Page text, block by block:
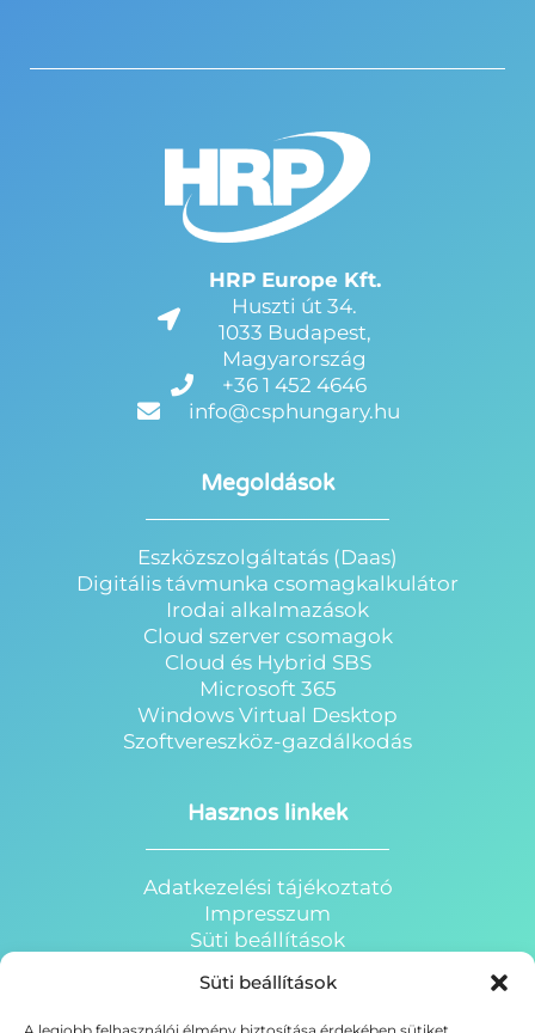
Süti beállítások
HRP Europe Kft.
Huszti út 34.
1033 Budapest,
Magyarország
+36 1 452 4646
info@csphungary.hu
Megoldások
Eszközszolgáltatás (Daas)
Digitális távmunka csomagkalkulátor
Irodai alkalmazások
Cloud szerver csomagok
Cloud és Hybrid SBS
Microsoft 365
Windows Virtual Desktop
Szoftvereszköz-gazdálkodás
Hasznos linkek
Adatkezelési tájékoztató
Impresszum
Süti beállítások
HRP Portál